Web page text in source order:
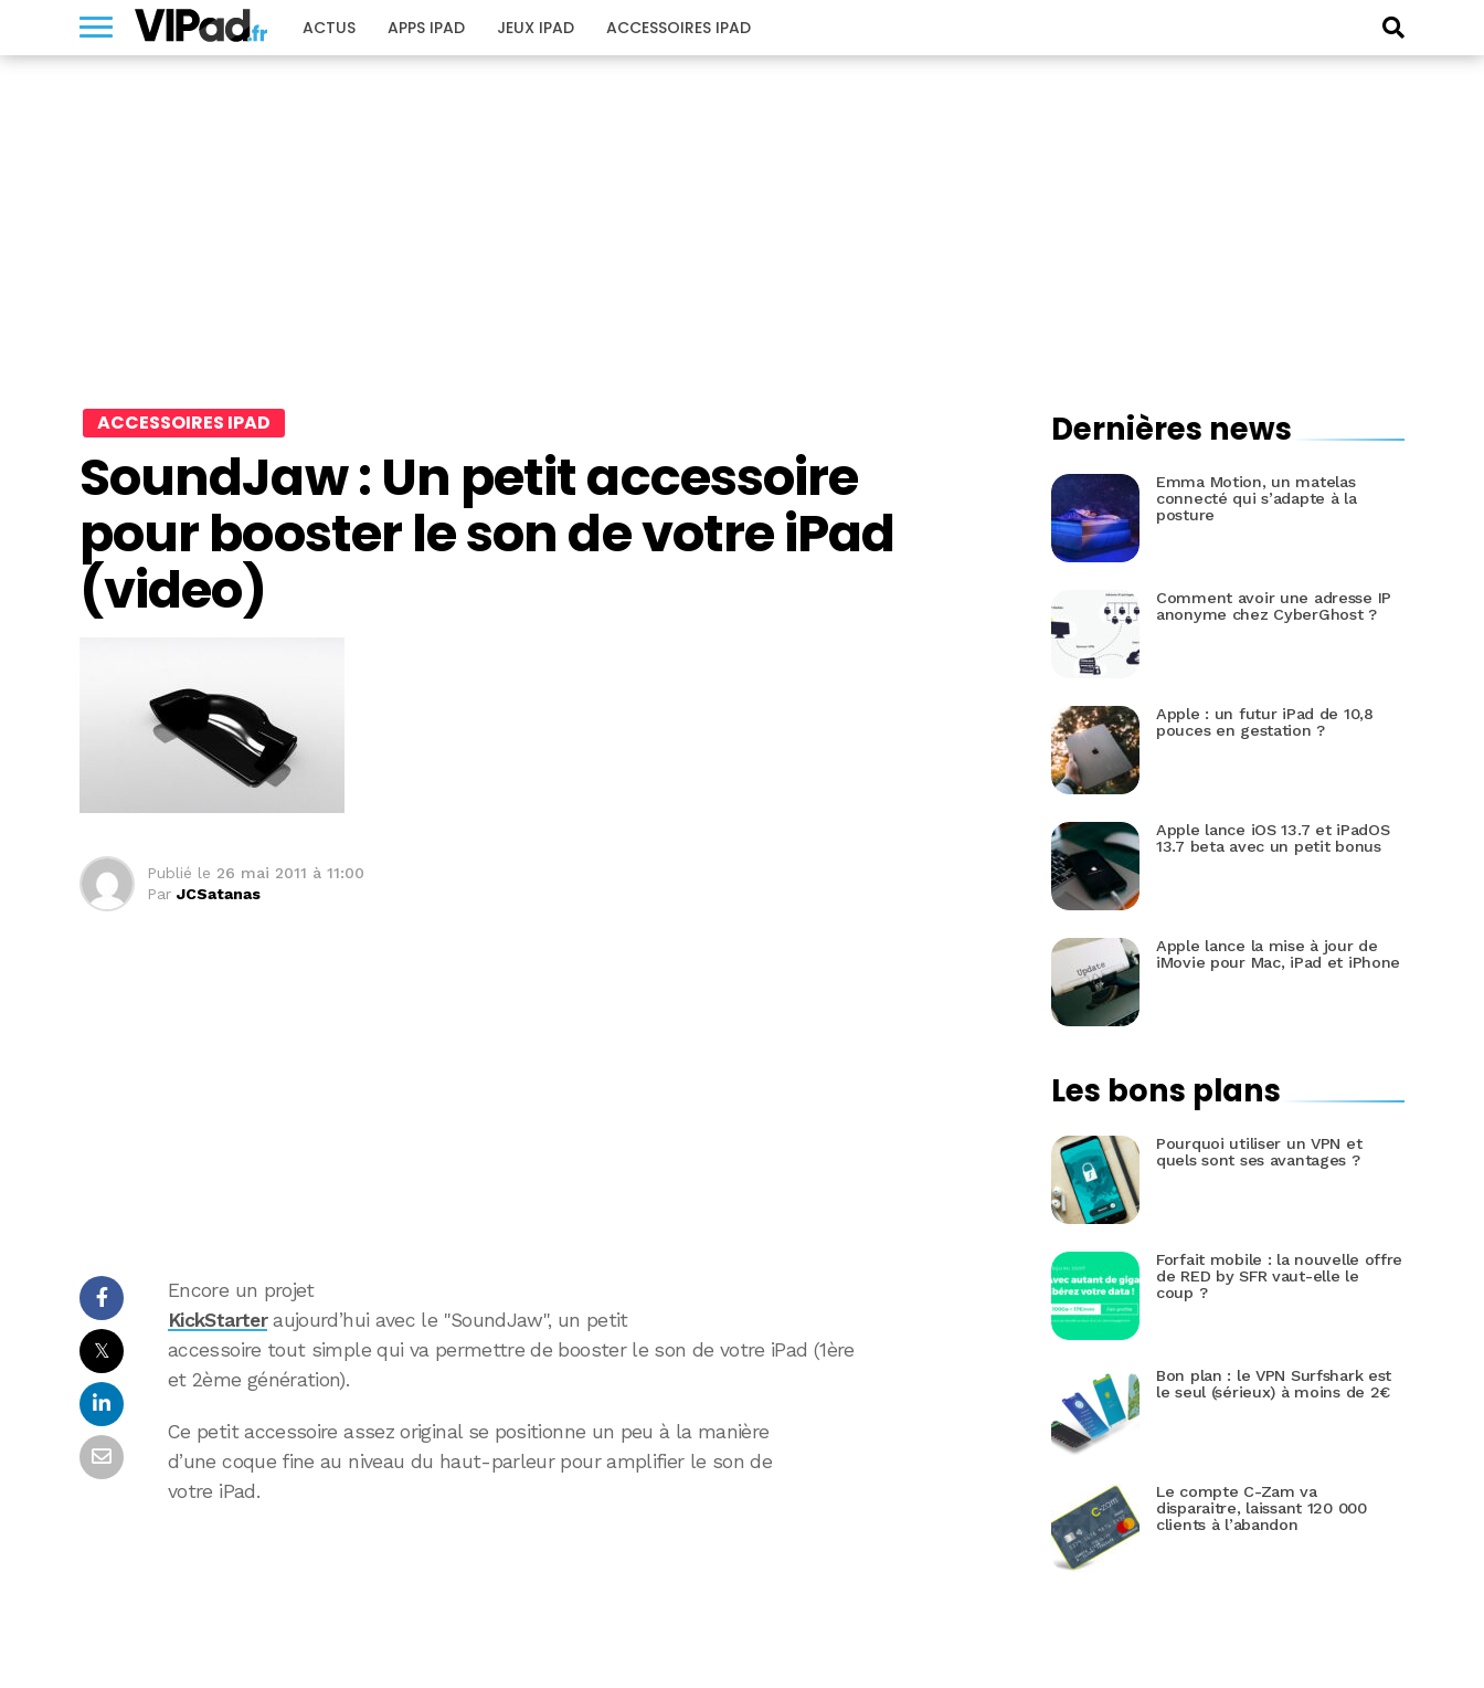
ACTUS APPS IPAD JEUX IPAD ACCESSOIRES IPAD
ACCESSOIRES IPAD
SoundJaw : Un petit accessoire
pour booster le son de votre iPad
(video)
Publié le 26 mai 2011 à 11:00
Par JCSatanas
𝕏
Encore un projet
KickStarteraujourd’hui avec le "SoundJaw", un petit
accessoire tout simple qui va permettre de booster le son de votre iPad (1ère
et 2ème génération).
Ce petit accessoire assez original se positionne un peu à la manière
d’une coque fine au niveau du haut-parleur pour amplifier le son de
votre iPad.
Dernières news
Emma Motion, un matelas
connecté qui s’adapte à la
posture
Comment avoir une adresse IP
anonyme chez CyberGhost ?
Apple : un futur iPad de 10,8
pouces en gestation ?
Apple lance iOS 13.7 et iPadOS
13.7 beta avec un petit bonus
Apple lance la mise à jour de
iMovie pour Mac, iPad et iPhone
Les bons plans
Pourquoi utiliser un VPN et
quels sont ses avantages ?
Forfait mobile : la nouvelle offre
de RED by SFR vaut-elle le
coup ?
Bon plan : le VPN Surfshark est
le seul (sérieux) à moins de 2€
Le compte C-Zam va
disparaitre, laissant 120 000
clients à l’abandon